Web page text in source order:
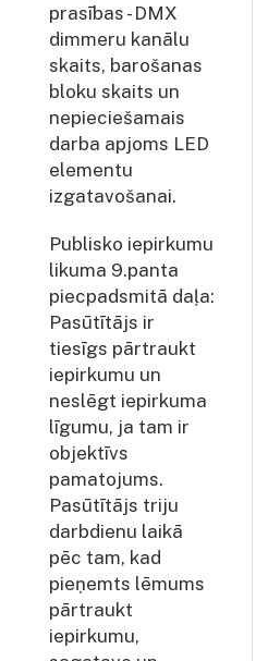
prasības - DMX
dimmeru kanālu
skaits, barošanas
bloku skaits un
nepieciešamais
darba apjoms LED
elementu
izgatavošanai.
Publisko iepirkumu
likuma 9.panta
piecpadsmitā daļa:
Pasūtītājs ir
tiesīgs pārtraukt
iepirkumu un
neslēgt iepirkuma
līgumu, ja tam ir
objektīvs
pamatojums.
Pasūtītājs triju
darbdienu laikā
pēc tam, kad
pieņemts lēmums
pārtraukt
iepirkumu,